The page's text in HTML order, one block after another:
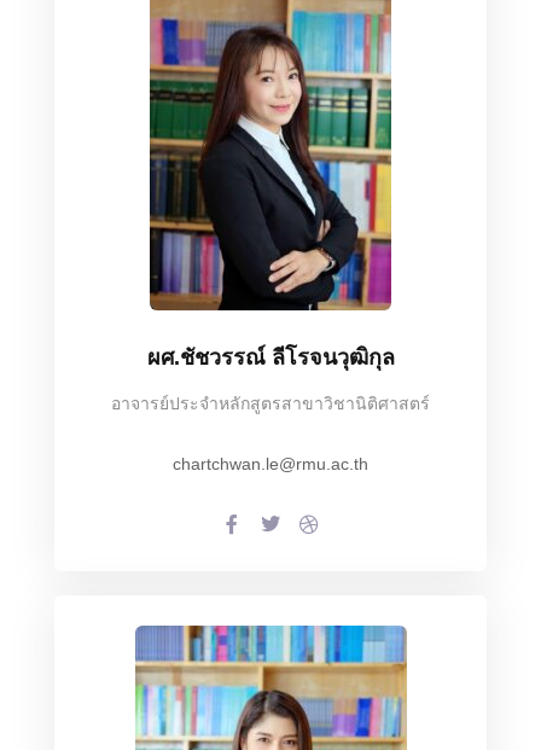
ผศ.ชัชวรรณ์ ลีโรจนวุฒิกุล
อาจารย์ประจำหลักสูตรสาขาวิชานิติศาสตร์
chartchwan.le@rmu.ac.th